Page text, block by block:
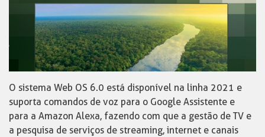
O sistema Web OS 6.0 está disponível na linha 2021 e
suporta comandos de voz para o Google Assistente e
para a Amazon Alexa, fazendo com que a gestão de TV e
a pesquisa de serviços de streaming, internet e canais